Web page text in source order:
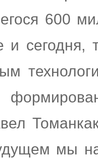
600
сегодня,
мы